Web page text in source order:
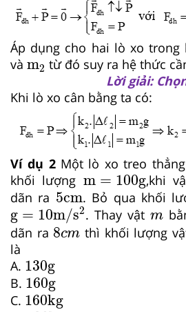
Áp dụng cho hai lò xo trong
và m2
m2từ đó suy ra hệ thức
Lời giải:
Khi lò xo cân bằng ta có:
Ví dụ 2Một lò xo treo
khối lượng m = 100g
m=100g ,khi
dãn ra 5cm
5cm. Bỏ qua khối
g = 10m/s2
g=10m/s2 . Thay vật m
m
dãn ra 8cm
8cm thì khối lượng
là
A. 130g
130g
B. 160g
160g
C. 160kg
160kg